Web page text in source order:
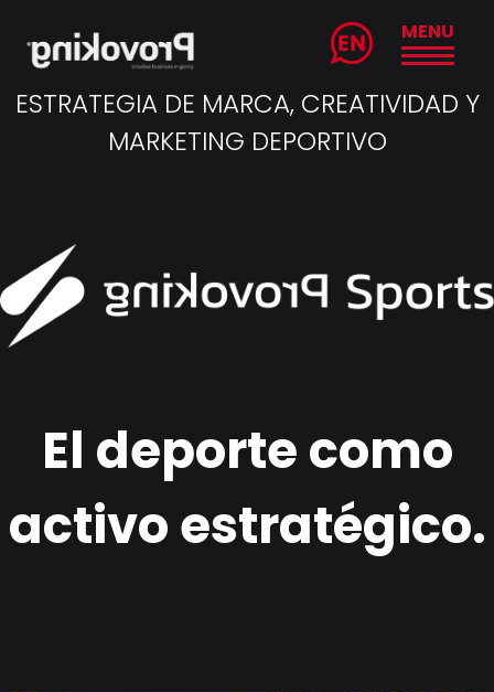
MENU
ESTRATEGIA DE MARCA, CREATIVIDAD Y
MARKETING DEPORTIVO
El deporte como
activo estratégico.